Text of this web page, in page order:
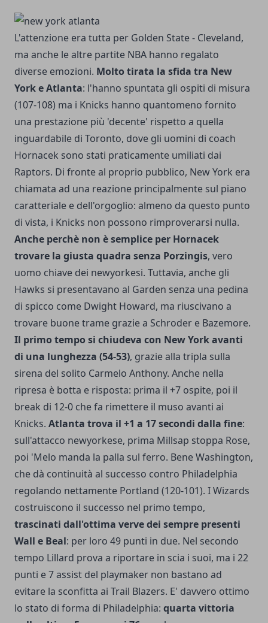
L'attenzione era tutta per Golden State - Cleveland,
ma anche le altre partite NBA hanno regalato
diverse emozioni. Molto tirata la sfida tra New
York e Atlanta: l'hanno spuntata gli ospiti di misura
(107-108) ma i Knicks hanno quantomeno fornito
una prestazione più 'decente' rispetto a quella
inguardabile di Toronto, dove gli uomini di coach
Hornacek sono stati praticamente umiliati dai
Raptors. Di fronte al proprio pubblico, New York era
chiamata ad una reazione principalmente sul piano
caratteriale e dell'orgoglio: almeno da questo punto
di vista, i Knicks non possono rimproverarsi nulla.
Anche perchè non è semplice per Hornacek
trovare la giusta quadra senza Porzingis, vero
uomo chiave dei newyorkesi. Tuttavia, anche gli
Hawks si presentavano al Garden senza una pedina
di spicco come Dwight Howard, ma riuscivano a
trovare buone trame grazie a Schroder e Bazemore.
Il primo tempo si chiudeva con New York avanti
di una lunghezza (54-53), grazie alla tripla sulla
sirena del solito Carmelo Anthony. Anche nella
ripresa è botta e risposta: prima il +7 ospite, poi il
break di 12-0 che fa rimettere il muso avanti ai
Knicks. Atlanta trova il +1 a 17 secondi dalla fine:
sull'attacco newyorkese, prima Millsap stoppa Rose,
poi 'Melo manda la palla sul ferro. Bene Washington,
che dà continuità al successo contro Philadelphia
regolando nettamente Portland (120-101). I Wizards
costruiscono il successo nel primo tempo,
trascinati dall'ottima verve dei sempre presenti
Wall e Beal: per loro 49 punti in due. Nel secondo
tempo Lillard prova a riportare in scia i suoi, ma i 22
punti e 7 assist del playmaker non bastano ad
evitare la sconfitta ai Trail Blazers. E' davvero ottimo
lo stato di forma di Philadelphia: quarta vittoria